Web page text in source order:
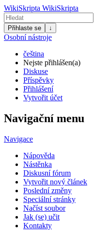
WikiSkripta WikiSkripta
Přihlaste se ↓
Osobní nástroje
čeština
Nejste přihlášen(a)
Diskuse
Příspěvky
Přihlášení
Vytvořit účet
Navigační menu
Navigace
Nápověda
Nástěnka
Diskusní fórum
Vytvořit nový článek
Poslední změny
Speciální stránky
Načíst soubor
Jak (se) učit
Kontakty